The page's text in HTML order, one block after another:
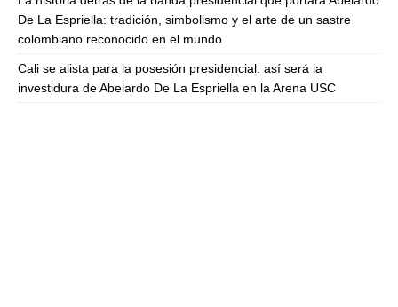
De La Espriella: tradición, simbolismo y el arte de un sastre
colombiano reconocido en el mundo
Cali se alista para la posesión presidencial: así será la
investidura de Abelardo De La Espriella en la Arena USC